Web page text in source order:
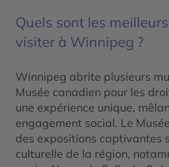
Quels sont les
visiter à Winnipeg ?
Winnipeg abrite plusieurs
Musée canadien pour les
une expérience unique,
engagement social. Le
des expositions captivantes
culturelle de la région,